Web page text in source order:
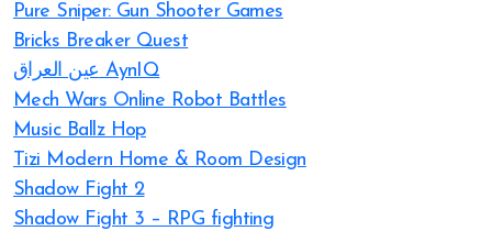
Pure Sniper: Gun Shooter Games
Bricks Breaker Quest
عين العراق AynIQ
Mech Wars Online Robot Battles
Music Ballz Hop
Tizi Modern Home & Room Design
Shadow Fight 2
Shadow Fight 3 – RPG fighting